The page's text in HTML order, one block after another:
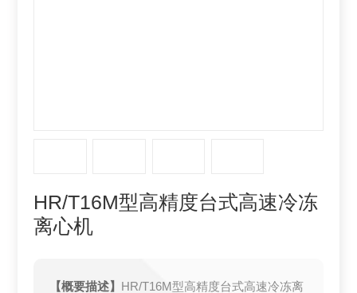
HR/T16M型高精度台式高速冷冻
离心机
【概要描述】 HR/T16M型高精度台式高速冷冻离